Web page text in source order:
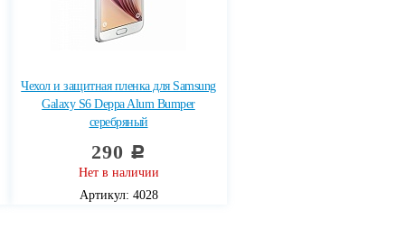
Чехол и защитная пленка для Samsung
Galaxy S6 Deppa Alum Bumper
серебряный
290 c
Нет в наличии
Артикул: 4028